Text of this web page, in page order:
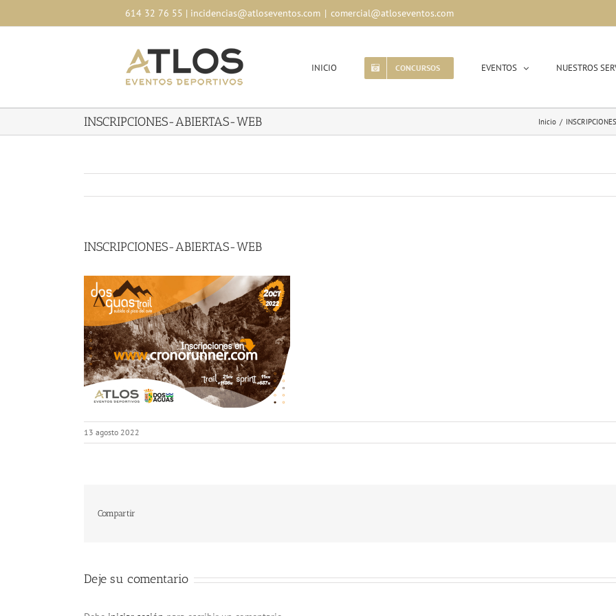
614 32 76 55 | incidencias@atloseventos.com | comercial@atloseventos.com
INICIO CONCURSOS EVENTOS NUESTROS
INSCRIPCIONES-ABIERTAS-WEB Inicio /
INSCRIPCIONES-ABIERTAS-WEB
13 agosto 2022
Compartir
Deje su comentario